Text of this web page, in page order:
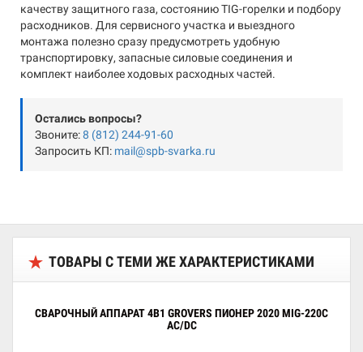
качеству защитного газа, состоянию TIG-горелки и подбору
расходников. Для сервисного участка и выездного
монтажа полезно сразу предусмотреть удобную
транспортировку, запасные силовые соединения и
комплект наиболее ходовых расходных частей.
Остались вопросы?
Звоните:8 (812) 244-91-60
Запросить КП: mail@spb-svarka.ru
ТОВАРЫ С ТЕМИ ЖЕ ХАРАКТЕРИСТИКАМИ
СВАРОЧНЫЙ АППАРАТ 4В1 GROVERS ПИОНЕР 2020 MIG-220C
AC/DC